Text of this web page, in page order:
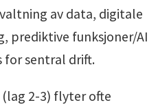
av data, digitale
prediktive funksjoner/AI
for sentral drift.
2-3) flyter ofte